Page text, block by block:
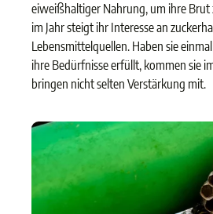
eiweißhaltiger Nahrung, um ihre Brut
im Jahr steigt ihr Interesse an
Lebensmittelquellen. Haben sie
ihre Bedürfnisse erfüllt, kommen sie
bringen nicht selten Verstärkung mit.